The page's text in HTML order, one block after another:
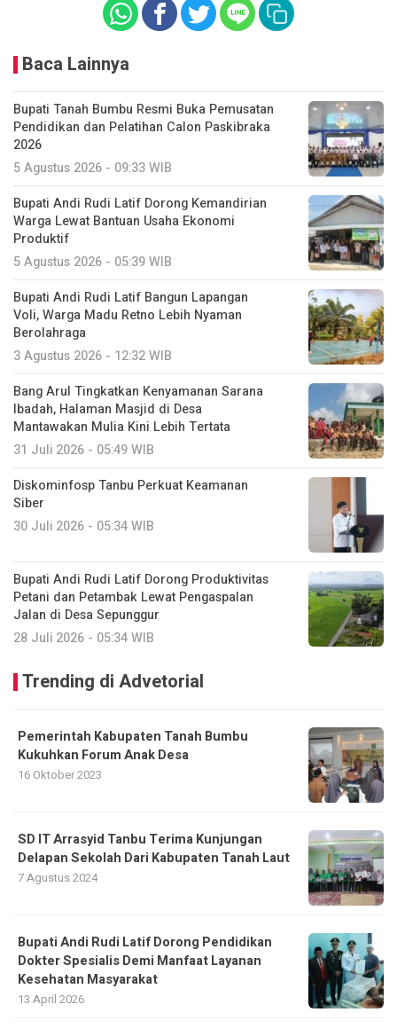
Baca Lainnya
Bupati Tanah Bumbu Resmi Buka Pemusatan
Pendidikan dan Pelatihan Calon Paskibraka
2026
5 Agustus 2026 - 09:33 WIB
Bupati Andi Rudi Latif Dorong Kemandirian
Warga Lewat Bantuan Usaha Ekonomi
Produktif
5 Agustus 2026 - 05:39 WIB
Bupati Andi Rudi Latif Bangun Lapangan
Voli, Warga Madu Retno Lebih Nyaman
Berolahraga
3 Agustus 2026 - 12:32 WIB
Bang Arul Tingkatkan Kenyamanan Sarana
Ibadah, Halaman Masjid di Desa
Mantawakan Mulia Kini Lebih Tertata
31 Juli 2026 - 05:49 WIB
Diskominfosp Tanbu Perkuat Keamanan
Siber
30 Juli 2026 - 05:34 WIB
Bupati Andi Rudi Latif Dorong Produktivitas
Petani dan Petambak Lewat Pengaspalan
Jalan di Desa Sepunggur
28 Juli 2026 - 05:34 WIB
Trending di Advetorial
Pemerintah Kabupaten Tanah Bumbu
Kukuhkan Forum Anak Desa
16 Oktober 2023
SD IT Arrasyid Tanbu Terima Kunjungan
Delapan Sekolah Dari Kabupaten Tanah Laut
7 Agustus 2024
Bupati Andi Rudi Latif Dorong Pendidikan
Dokter Spesialis Demi Manfaat Layanan
Kesehatan Masyarakat
13 April 2026